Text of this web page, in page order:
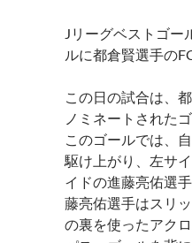
Jリーグベストゴー
ルに都倉賢選手の
この日の試合は、
ノミネートされた
このゴールでは、
駆け上がり、左サ
イドの進藤亮佑選
藤亮佑選手はスリ
の裏を使ったアク